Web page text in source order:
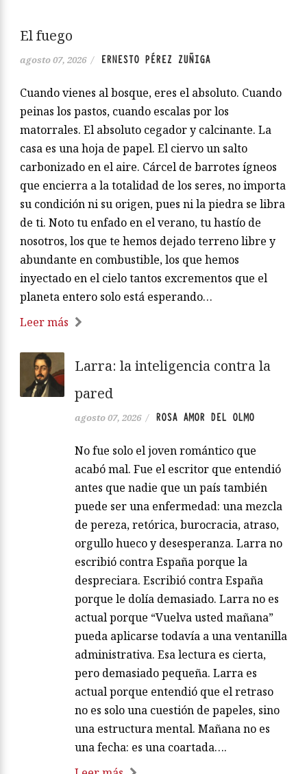
El fuego
agosto 07, 2026 / ERNESTO PÉREZ ZUÑIGA
Cuando vienes al bosque, eres el absoluto. Cuando
peinas los pastos, cuando escalas por los
matorrales. El absoluto cegador y calcinante. La
casa es una hoja de papel. El ciervo un salto
carbonizado en el aire. Cárcel de barrotes ígneos
que encierra a la totalidad de los seres, no importa
su condición ni su origen, pues ni la piedra se libra
de ti. Noto tu enfado en el verano, tu hastío de
nosotros, los que te hemos dejado terreno libre y
abundante en combustible, los que hemos
inyectado en el cielo tantos excrementos que el
planeta entero solo está esperando…
Leer más
Larra: la inteligencia contra la
pared
agosto 07, 2026 / ROSA AMOR DEL OLMO
No fue solo el joven romántico que
acabó mal. Fue el escritor que entendió
antes que nadie que un país también
puede ser una enfermedad: una mezcla
de pereza, retórica, burocracia, atraso,
orgullo hueco y desesperanza. Larra no
escribió contra España porque la
despreciara. Escribió contra España
porque le dolía demasiado. Larra no es
actual porque “Vuelva usted mañana”
pueda aplicarse todavía a una ventanilla
administrativa. Esa lectura es cierta,
pero demasiado pequeña. Larra es
actual porque entendió que el retraso
no es solo una cuestión de papeles, sino
una estructura mental. Mañana no es
una fecha: es una coartada….